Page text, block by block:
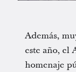
Además,
este año, el
homenaje